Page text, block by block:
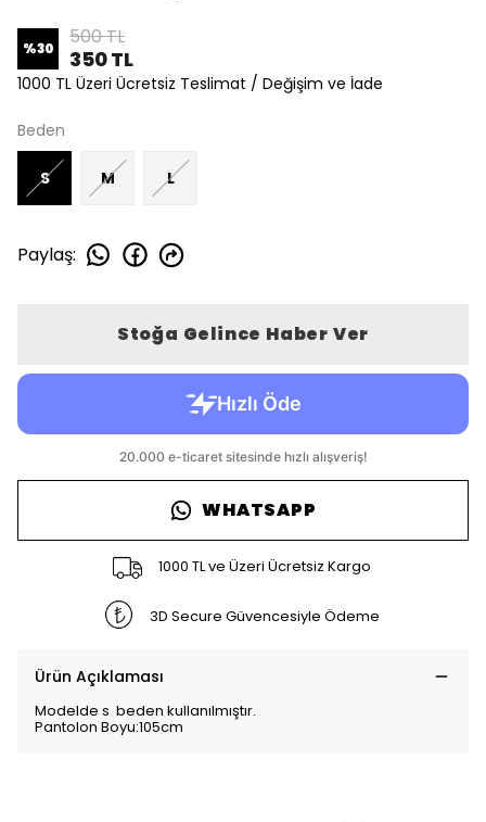
%30 500 TL
350 TL
1000 TL Üzeri Ücretsiz Teslimat / Değişim ve İade
Beden
S M L
Paylaş:
Stoğa Gelince Haber Ver
WHATSAPP
1000 TL ve Üzeri Ücretsiz Kargo
3D Secure Güvencesiyle Ödeme
Ürün Açıklaması
Modelde s beden kullanılmıştır.
Pantolon Boyu:105cm